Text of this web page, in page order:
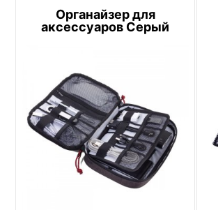
Органайзер для
аксессуаров Серый